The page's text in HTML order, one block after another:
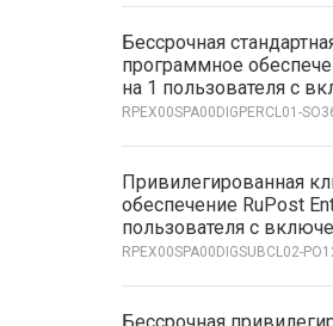
Бессрочная
программное
на 1 пользователя с
RPEX00SPA00DIGPERCL01-
Привилегированная
обеспечение RuPost
пользователя с
RPEX00SPA00DIGSUBCL02-